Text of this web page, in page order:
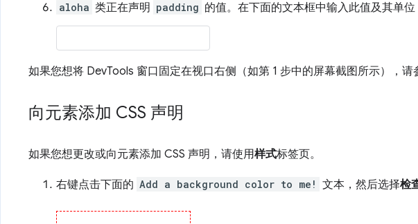
aloha 类正在声明 padding 的值。在下面的文本框中输入此值及其单
如果您想将 DevTools 窗口固定在视口右侧（如第 1 步中的屏幕截图所示），请
向元素添加 CSS 声明
如果您想更改或向元素添加 CSS 声明，请使用样式标签页。
右键点击下面的 Add a background color to me! 文本，然后选择检